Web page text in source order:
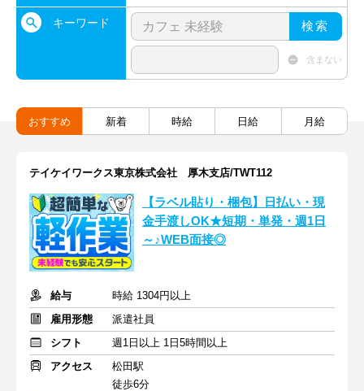
キーワード 検索
含まない
おすすめ 新着 時給 日給 月給
テイケイワークス東京株式会社 厚木支店/TWT112
【ラベル貼り・梱包】日払い・現
金手渡しOK★短期・単発・週1日
～♪WEB面接◎
給与
時給 1304円以上
雇用形態
派遣社員
シフト
週1日以上 1日5時間以上
アクセス
松田駅
徒歩6分